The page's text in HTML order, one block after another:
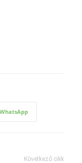
WhatsApp
Következő cikk